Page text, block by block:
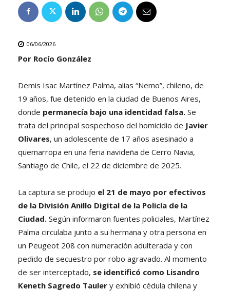
06/06/2026
Por Rocío González
Demis Isac Martínez Palma, alias “Nemo”, chileno, de
19 años, fue detenido en la ciudad de Buenos Aires,
donde permanecía bajo una identidad falsa. Se
trata del principal sospechoso del homicidio de Javier
Olivares, un adolescente de 17 años asesinado a
quemarropa en una feria navideña de Cerro Navia,
Santiago de Chile, el 22 de diciembre de 2025.
La captura se produjo el 21 de mayo por efectivos
de la División Anillo Digital de la Policía de la
Ciudad. Según informaron fuentes policiales, Martínez
Palma circulaba junto a su hermana y otra persona en
un Peugeot 208 con numeración adulterada y con
pedido de secuestro por robo agravado. Al momento
de ser interceptado, se identificó como Lisandro
Keneth Sagredo Tauler y exhibió cédula chilena y